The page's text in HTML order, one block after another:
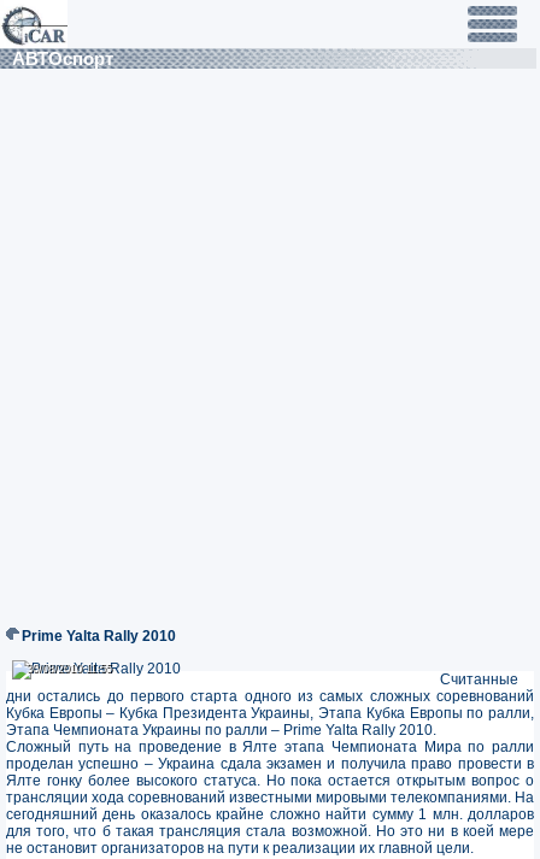
АВТОспорт
Prime Yalta Rally 2010
30/08/2010 11:55
30/08/2010 11:55
Считанные
дни остались до первого старта одного из самых сложных соревнований
Кубка Европы – Кубка Президента Украины, Этапа Кубка Европы по ралли,
Этапа Чемпионата Украины по ралли – Prime Yalta Rally 2010.
Сложный путь на проведение в Ялте этапа Чемпионата Мира по ралли
проделан успешно – Украина сдала экзамен и получила право провести в
Ялте гонку более высокого статуса. Но пока остается открытым вопрос о
трансляции хода соревнований известными мировыми телекомпаниями. На
сегодняшний день оказалось крайне сложно найти сумму 1 млн. долларов
для того, что б такая трансляция стала возможной. Но это ни в коей мере
не остановит организаторов на пути к реализации их главной цели.